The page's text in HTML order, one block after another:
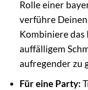
Rolle einer
verführe
Kombiniere
auffälligem
aufregender zu
Für eine Party: